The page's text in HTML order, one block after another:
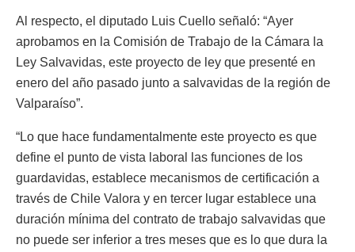
Al respecto, el diputado Luis Cuello señaló: “Ayer
aprobamos en la Comisión de Trabajo de la Cámara la
Ley Salvavidas, este proyecto de ley que presenté en
enero del año pasado junto a salvavidas de la región de
Valparaíso”.
“Lo que hace fundamentalmente este proyecto es que
define el punto de vista laboral las funciones de los
guardavidas, establece mecanismos de certificación a
través de Chile Valora y en tercer lugar establece una
duración mínima del contrato de trabajo salvavidas que
no puede ser inferior a tres meses que es lo que dura la